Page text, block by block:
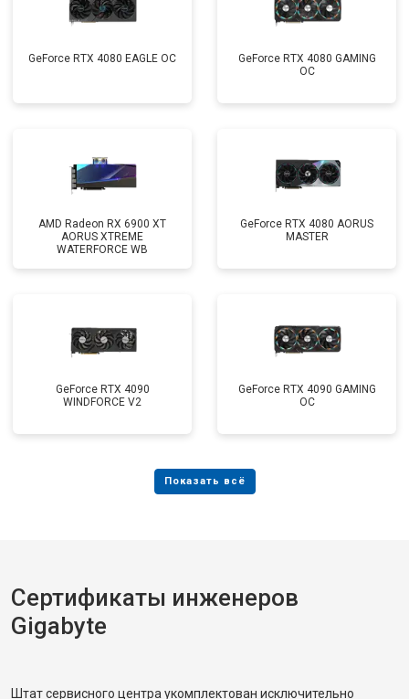
GeForce RTX 4080 EAGLE OC
GeForce RTX 4080 GAMING
OC
AMD Radeon RX 6900 XT
AORUS XTREME
WATERFORCE WB
GeForce RTX 4080 AORUS
MASTER
GeForce RTX 4090
WINDFORCE V2
GeForce RTX 4090 GAMING
OC
Сертификаты инженеров
Gigabyte
Штат сервисного центра укомплектован исключительно